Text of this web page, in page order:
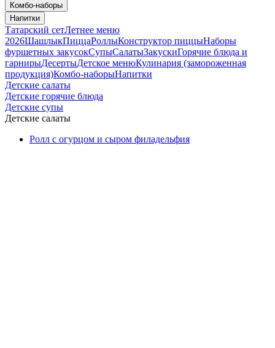
Комбо-наборы
Напитки
Татарский сетЛетнее меню
2026ШашлыкПиццаРоллыКонструктор пиццыНаборы
фуршетных закусокСупыСалатыЗакускиГорячие блюда и
гарнирыДесертыДетское менюКулинария (замороженная
продукция)Комбо-наборыНапитки
Детские салаты
Детские горячие блюда
Детские супы
Детские салаты
Ролл с огурцом и сыром филадельфия